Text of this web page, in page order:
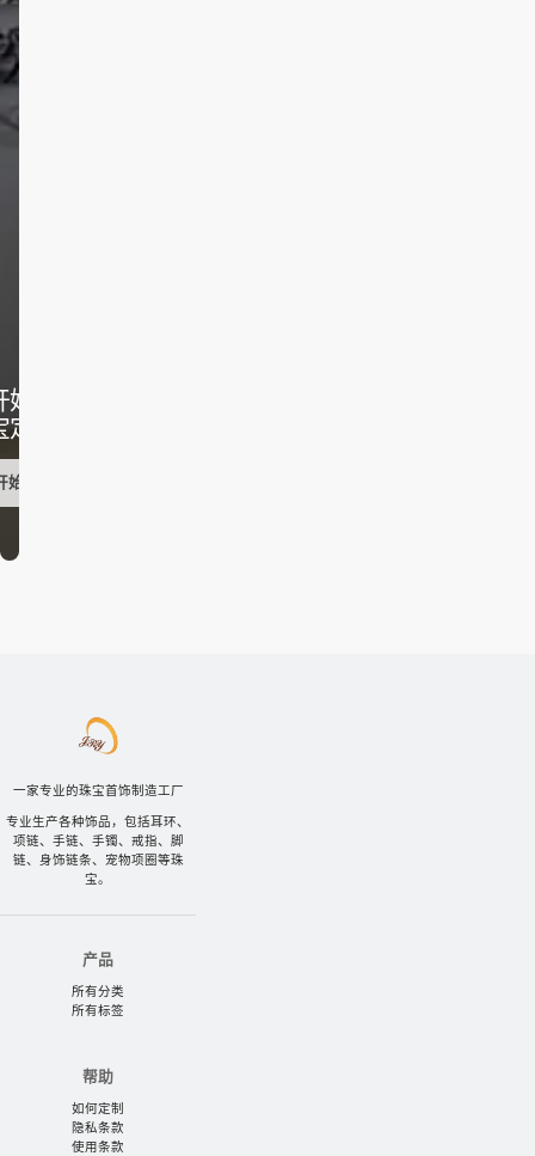
您的
制
始行动
一家专业的珠宝首饰制造工厂
专业生产各种饰品，包括耳环、
项链、手链、手镯、戒指、脚
链、身饰链条、宠物项圈等珠
宝。
产品
所有分类
所有标签
帮助
如何定制
隐私条款
使用条款